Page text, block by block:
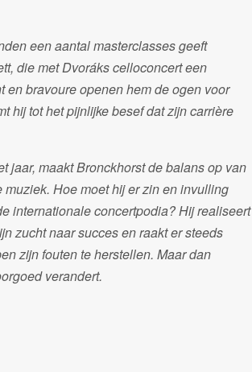
een aantal masterclasses geeft
die met Dvoráks celloconcert een
en bravoure openen hem de ogen voor
hij tot het pijnlijke besef dat zijn carrière
jaar, maakt Bronckhorst de balans op van
Hoe moet hij er zin en invulling
internationale concertpodia? Hij realiseert
zucht naar succes en raakt er steeds
zijn fouten te herstellen. Maar dan
verandert.